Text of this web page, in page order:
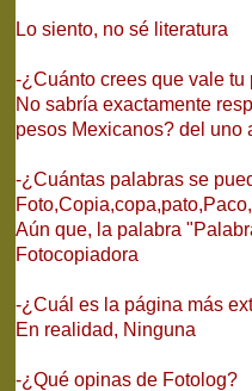
Lo siento, no sé literatura
-¿Cuánto crees que vale tu
No sabría exactamente
pesos Mexicanos? del uno
-¿Cuántas palabras se
Aún que, la palabra
Fotocopiadora
-¿Cuál es la página más
En realidad, Ninguna
-¿Qué opinas de Fotolog?